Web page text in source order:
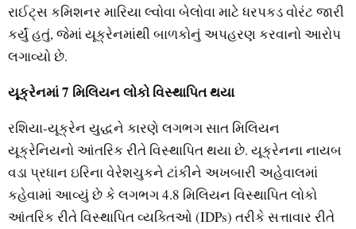
રાઈટ્સ કમિશનર મારિયા લ્વોવા બેલોવા માટે ધરપકડ વોરંટ જારી
કર્યું હતું, જેમાં યૂક્રેનમાંથી બાળકોનું અપહરણ કરવાનો આરોપ
લગાવ્યો છે.
યૂક્રેનમાં 7 મિલિયન લોકો વિસ્થાપિત થયા
રશિયા-યૂક્રેન યુદ્ધને કારણે લગભગ સાત મિલિયન
યૂક્રેનિયનો આંતરિક રીતે વિસ્થાપિત થયા છે. યૂક્રેનના નાયબ
વડા પ્રધાન ઇરિના વેરેશચુકને ટાંકીને અખબારી અહેવાલમાં
કહેવામાં આવ્યું છે કે લગભગ 4.8 મિલિયન વિસ્થાપિત લોકો
આંતરિક રીતે વિસ્થાપિત વ્યક્તિઓ (IDPs) તરીકે સત્તાવાર રીતે